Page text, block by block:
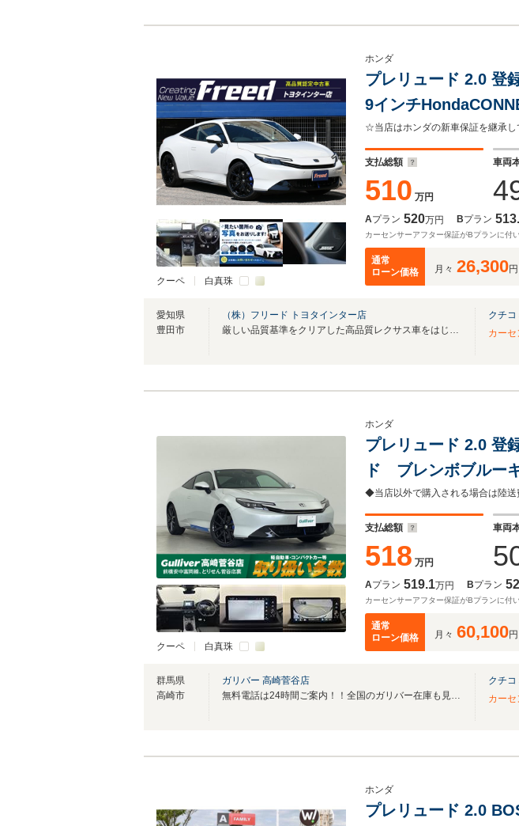
クーペ 白真珠
ホンダ
プレリュード 2.0 登
9インチ
ースコンビシート フ
グAW Bremboキャ
支払総額
510 万円
車両
Aプラン 520万円 Bプラン
カーセンサーアフター保証がBプランに付
通常
ローン価格
月々 26,300円
愛知県
豊田市
（株）フリード トヨタインター店
厳しい品質基準をクリアした高品質レクサス車をはじめ、輸入車などを厳選して販売！
クチコ
カー
クーペ 白真珠
ホンダ
プレリュード 2.0
ド ブレンボブルー
充電器 追従クルコ
車
支払総額
518 万円
車両
Aプラン 519.1万円 Bプラン
カーセンサーアフター保証がBプランに付
通常
ローン価格
月々 60,100円
群馬県
高崎市
ガリバー 高崎菅谷店
無料電話は24時間ご案内！！全国のガリバー在庫も見たい方は一括照会が可能です！
クチコ
カー
ホンダ
プレリュード 2.0